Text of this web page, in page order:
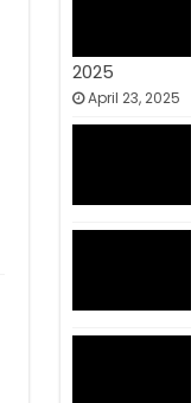
2025
April 23, 2025